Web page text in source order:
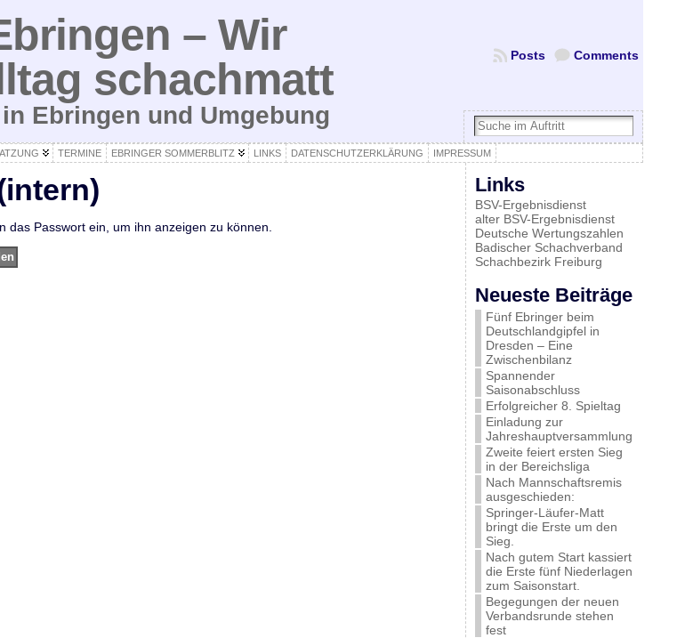
– Wir
schachmatt
Ebringen und Umgebung
Comments
Posts
TERMINE EBRINGER SOMMERBLITZ LINKS DATENSCHUTZERKLÄRUNG IMPRESSUM
Passwort ein, um ihn anzeigen zu können.
Links
BSV-Ergebnisdienst
alter BSV-Ergebnisdienst
Deutsche Wertungszahlen
Badischer Schachverband
Schachbezirk Freiburg
Neueste Beiträge
Fünf Ebringer beim
Deutschlandgipfel in
Dresden – Eine
Zwischenbilanz
Spannender
Saisonabschluss
Erfolgreicher 8. Spieltag
Einladung zur
Jahreshauptversammlung
Zweite feiert ersten Sieg
in der Bereichsliga
Nach Mannschaftsremis
ausgeschieden:
Springer-Läufer-Matt
bringt die Erste um den
Sieg.
Nach gutem Start kassiert
die Erste fünf Niederlagen
zum Saisonstart.
Begegungen der neuen
Verbandsrunde stehen
fest